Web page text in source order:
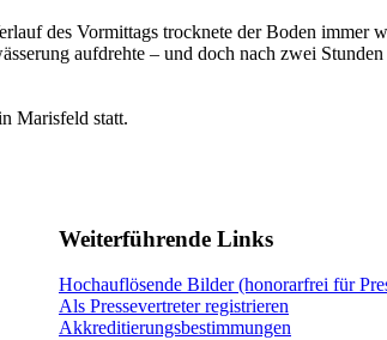
des Vormittags trocknete der Boden immer
aufdrehte – und doch nach zwei
Marisfeld statt.
Weiterführende Links
Hochauflösende Bilder (honorarfrei für
Als Pressevertreter registrieren
Akkreditierungsbestimmungen